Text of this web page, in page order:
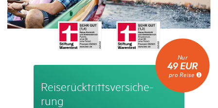
EUR
pro
Reise
Nur
49 EUR
pro Reise
Reise­rück­tritts­ver­si­che­
rung